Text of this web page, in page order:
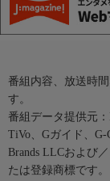
番組内容、放送時
す。
番組データ提供元
TiVo、Gガイド、
Brands LLCおよび
たは登録商標です。